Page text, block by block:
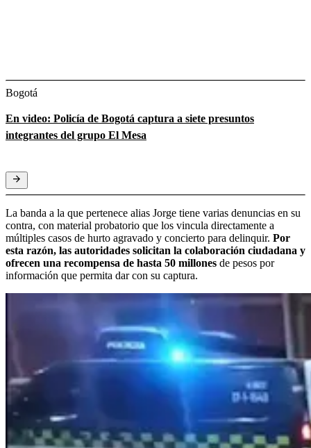
Bogotá
En video: Policía de Bogotá captura a siete presuntos
integrantes del grupo El Mesa
La banda a la que pertenece alias Jorge tiene varias denuncias en su
contra, con material probatorio que los vincula directamente a
múltiples casos de hurto agravado y concierto para delinquir. Por
esta razón, las autoridades solicitan la colaboración ciudadana y
ofrecen una recompensa de hasta 50 millones de pesos por
información que permita dar con su captura.